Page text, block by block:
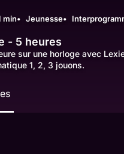
min Jeunesse
- 5 heures
sur une horloge avec
1, 2, 3 jouons.